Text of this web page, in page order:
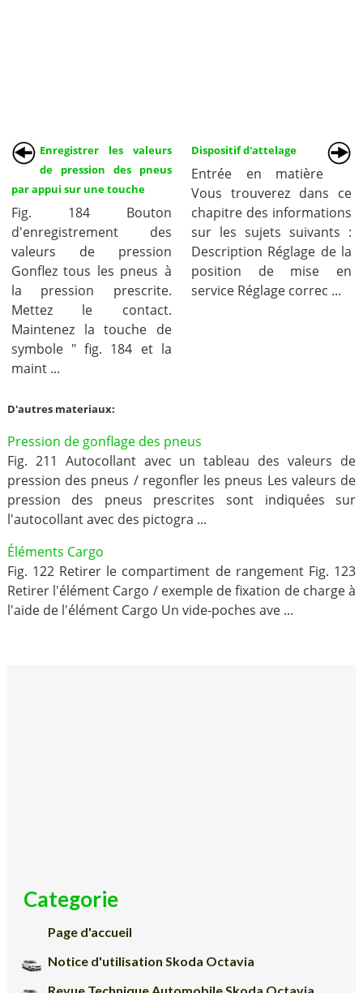
Enregistrer les valeurs
de pression des pneus
par appui sur une touche
Fig. 184 Bouton
d'enregistrement des
valeurs de pression
Gonflez tous les pneus à
la pression prescrite.
Mettez le contact.
Maintenez la touche de
symbole " fig. 184 et la
maint ...
Dispositif d'attelage
Entrée en matière
Vous trouverez dans ce
chapitre des informations
sur les sujets suivants :
Description Réglage de la
position de mise en
service Réglage correc ...
D'autres materiaux:
Pression de gonflage des pneus
Fig. 211 Autocollant avec un tableau des valeurs de
pression des pneus / regonfler les pneus Les valeurs de
pression des pneus prescrites sont indiquées sur
l'autocollant avec des pictogra ...
Éléments Cargo
Fig. 122 Retirer le compartiment de rangement Fig. 123
Retirer l'élément Cargo / exemple de fixation de charge à
l'aide de l'élément Cargo Un vide-poches ave ...
Categorie
Page d'accueil
Notice d'utilisation Skoda Octavia